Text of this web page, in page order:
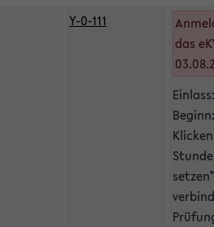
Y-0-111
das